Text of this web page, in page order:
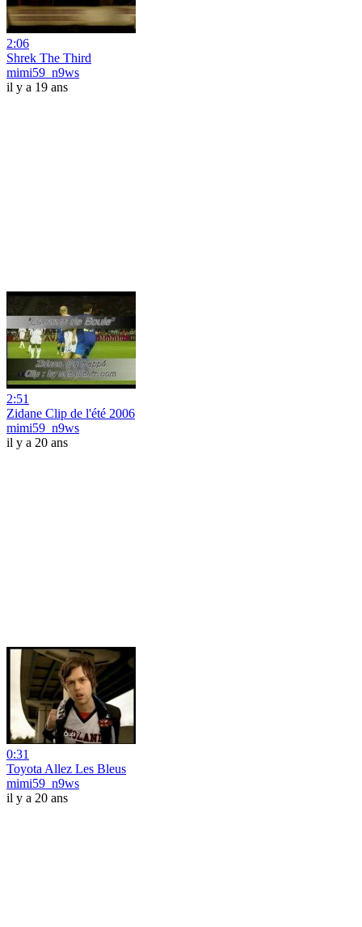
2:06
Shrek The Third
mimi59_n9ws
il y a 19 ans
2:51
Zidane Clip de l'été 2006
mimi59_n9ws
il y a 20 ans
0:31
Toyota Allez Les Bleus
mimi59_n9ws
il y a 20 ans